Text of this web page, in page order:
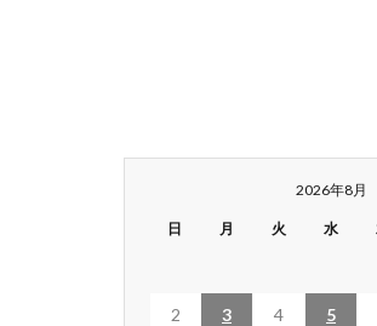
2026年8月
日 月 火 水
2 3 4 5